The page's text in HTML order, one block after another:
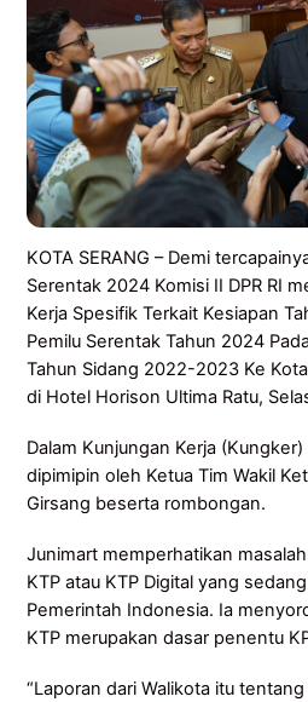
KOTA SERANG – Demi
Serentak 2024 Komisi II DPR RI
Kerja Spesifik Terkait Kesiapan
Pemilu Serentak Tahun 2024
Tahun Sidang 2022-2023 Ke
di Hotel Horison Ultima Ratu,
Dalam Kunjungan Kerja (Kungker)
dipimipin oleh Ketua Tim Wakil
Girsang beserta rombongan.
Junimart memperhatikan
KTP atau KTP Digital yang
Pemerintah Indonesia. Ia
KTP merupakan dasar penentu
“Laporan dari Walikota itu